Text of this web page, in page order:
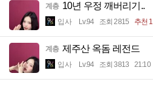
계층 10년 우정 깨버리기..
입사 Lv.94 조회 2815 추천 1
계층 제주산 옥돔 레전드
입사 Lv.94 조회 3813 21:10